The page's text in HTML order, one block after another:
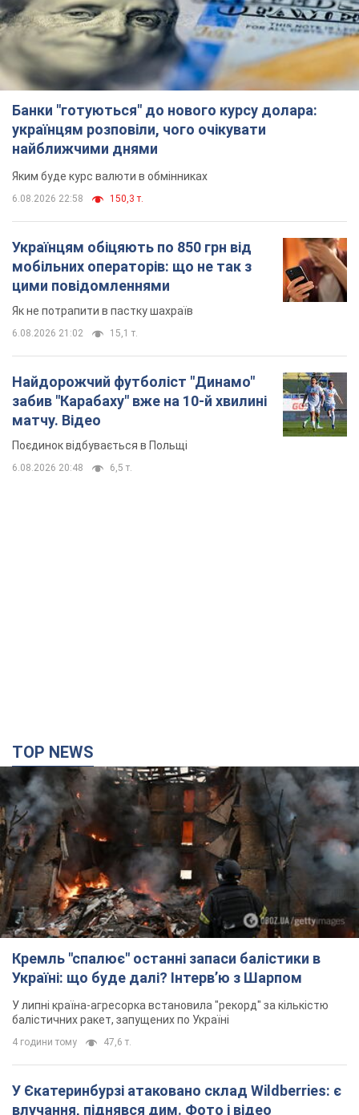
Банки "готуються" до нового курсу долара:
українцям розповіли, чого очікувати
найближчими днями
Яким буде курс валюти в обмінниках
6.08.2026 22:58 150,3 т.
Українцям обіцяють по 850 грн від
мобільних операторів: що не так з
цими повідомленнями
Як не потрапити в пастку шахраїв
6.08.2026 21:02 15,1 т.
Найдорожчий футболіст "Динамо"
забив "Карабаху" вже на 10-й хвилині
матчу. Відео
Поєдинок відбувається в Польщі
6.08.2026 20:48 6,5 т.
TOP NEWS
Кремль "спалює" останні запаси балістики в
Україні: що буде далі? Інтерв’ю з Шарпом
У липні країна-агресорка встановила "рекорд" за кількістю
балістичних ракет, запущених по Україні
4 години тому 47,6 т.
У Єкатеринбурзі атаковано склад Wildberries: є
влучання, піднявся дим. Фото і відео